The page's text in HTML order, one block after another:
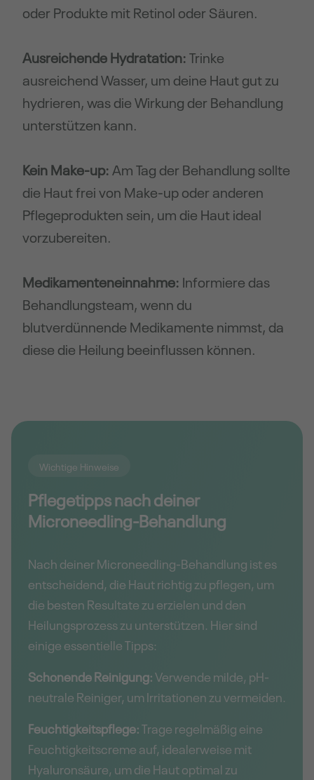
oder Produkte mit Retinol oder Säuren.
Ausreichende Hydratation:Trinke
ausreichend Wasser, um deine Haut gut zu
hydrieren, was die Wirkung der Behandlung
unterstützen kann.
Kein Make-up:Am Tag der Behandlung sollte
die Haut frei von Make-up oder anderen
Pflegeprodukten sein, um die Haut ideal
vorzubereiten.
Medikamenteneinnahme: Informiere das
Behandlungsteam, wenn du
blutverdünnende Medikamente nimmst, da
diese die Heilung beeinflussen können.
Wichtige Hinweise
Pflegetipps nach deiner
Microneedling-Behandlung
Nach deiner Microneedling-Behandlung ist es
entscheidend, die Haut richtig zu pflegen, um
die besten Resultate zu erzielen und den
Heilungsprozess zu unterstützen. Hier sind
einige essentielle Tipps:
Schonende Reinigung:Verwende milde, pH-
neutrale Reiniger, um Irritationen zu vermeiden.
Feuchtigkeitspflege:Trage regelmäßig eine
Feuchtigkeitscreme auf, idealerweise mit
Hyaluronsäure, um die Haut optimal zu